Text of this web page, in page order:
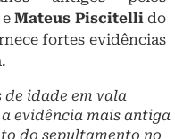
Mateus Piscitellido
fortes evidências
de idade em vala
evidência mais antiga
do sepultamento no